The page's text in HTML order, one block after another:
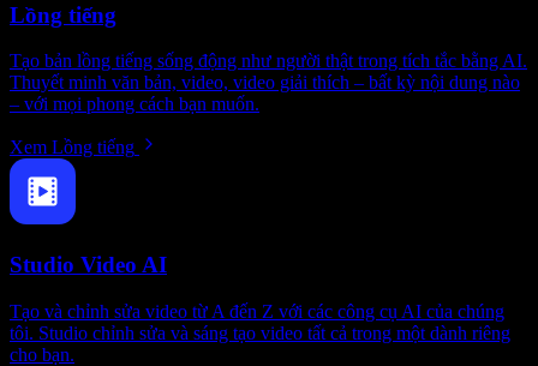
Lồng tiếng
Tạo bản lồng tiếng sống động như người thật trong tích tắc bằng AI.
Thuyết minh văn bản, video, video giải thích – bất kỳ nội dung nào
– với mọi phong cách bạn muốn.
Xem Lồng tiếng
Studio Video AI
Tạo và chỉnh sửa video từ A đến Z với các công cụ AI của chúng
tôi. Studio chỉnh sửa và sáng tạo video tất cả trong một dành riêng
cho bạn.